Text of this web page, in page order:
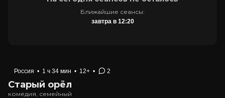
Ближайшие сеансы:
завтра в 12:20
Россия • 1 ч 34 мин • 12+ • 2
Старый орёл
комедия, семейный